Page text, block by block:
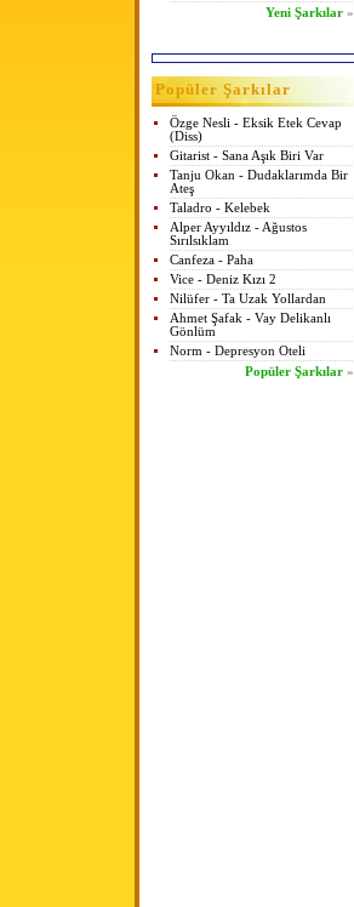
Yeni Şarkılar »
Popüler Şarkılar
Özge Nesli - Eksik Etek Cevap
(Diss)
Gitarist - Sana Aşık Biri Var
Tanju Okan - Dudaklarımda Bir
Ateş
Taladro - Kelebek
Alper Ayyıldız - Ağustos
Sırılsıklam
Canfeza - Paha
Vice - Deniz Kızı 2
Nilüfer - Ta Uzak Yollardan
Ahmet Şafak - Vay Delikanlı
Gönlüm
Norm - Depresyon Oteli
Popüler Şarkılar »